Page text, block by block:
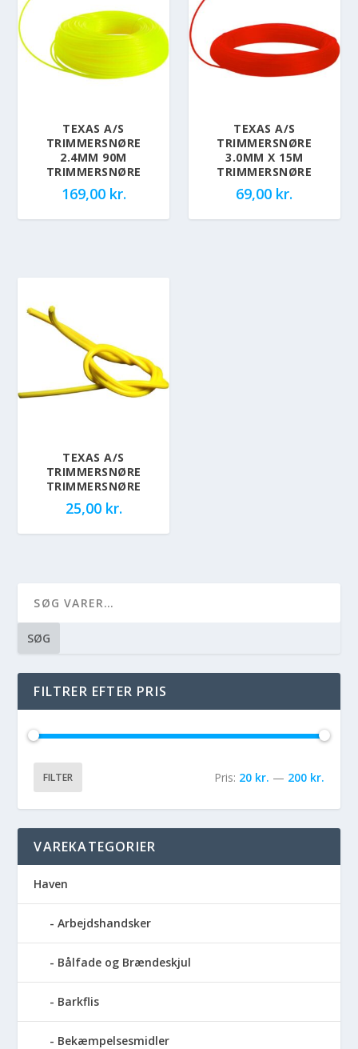
TEXAS A/S
TRIMMERSNØRE
2.4MM 90M
TRIMMERSNØRE
169,00 kr.
TEXAS A/S
TRIMMERSNØRE
3.0MM X 15M
TRIMMERSNØRE
69,00 kr.
TEXAS A/S
TRIMMERSNØRE
TRIMMERSNØRE
25,00 kr.
SØG
FILTRER EFTER PRIS
FILTER Pris: 20 kr. — 200 kr.
VAREKATEGORIER
Haven
Arbejdshandsker
Bålfade og Brændeskjul
Barkflis
Bekæmpelsesmidler